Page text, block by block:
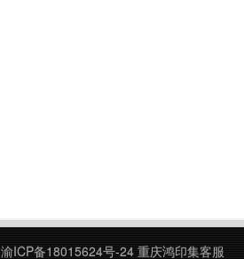
渝ICP备18015624号-24 重庆鸿印集客服